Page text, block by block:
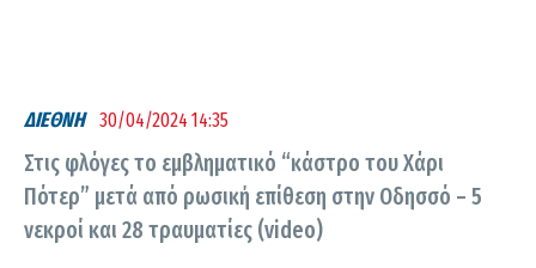
ΔΙΕΘΝΗ 30/04/2024 14:35
Στις φλόγες το εμβληματικό “κάστρο του Χάρι
Πότερ” μετά από ρωσική επίθεση στην Οδησσό – 5
νεκροί και 28 τραυματίες (video)